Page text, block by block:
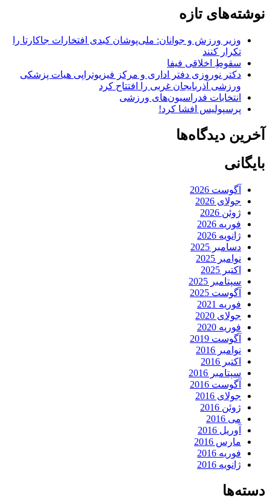
نوشته‌های تازه
وزیر ورزش و جوانان: ملی‌پوشان کبدی افتخارات جاکارتا را
تکرار کنند
سقوطِ اخلاقی فیفا
دکتر نوروزی دفتر اداری و مرکز فیزیوتراپی هیات پزشکی
ورزشی آذربایجان غربی را افتتاح کرد
انتخابات فدراسیون‌های ورزشی
پرسپولیس افشا کرد!
آخرین دیدگاه‌ها
بایگانی
آگوست 2026
جولای 2026
ژوئن 2026
فوریه 2026
ژانویه 2026
دسامبر 2025
نوامبر 2025
اکتبر 2025
سپتامبر 2025
آگوست 2025
فوریه 2021
جولای 2020
فوریه 2020
آگوست 2019
نوامبر 2016
اکتبر 2016
سپتامبر 2016
آگوست 2016
جولای 2016
ژوئن 2016
می 2016
آوریل 2016
مارس 2016
فوریه 2016
ژانویه 2016
دسته‌ها